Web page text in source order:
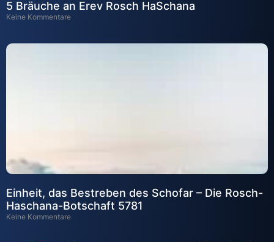
5 Bräuche an Erev Rosch HaSchana
Keine Kommentare
Einheit, das Bestreben des Schofar – Die Rosch-
Haschana-Botschaft 5781
Keine Kommentare